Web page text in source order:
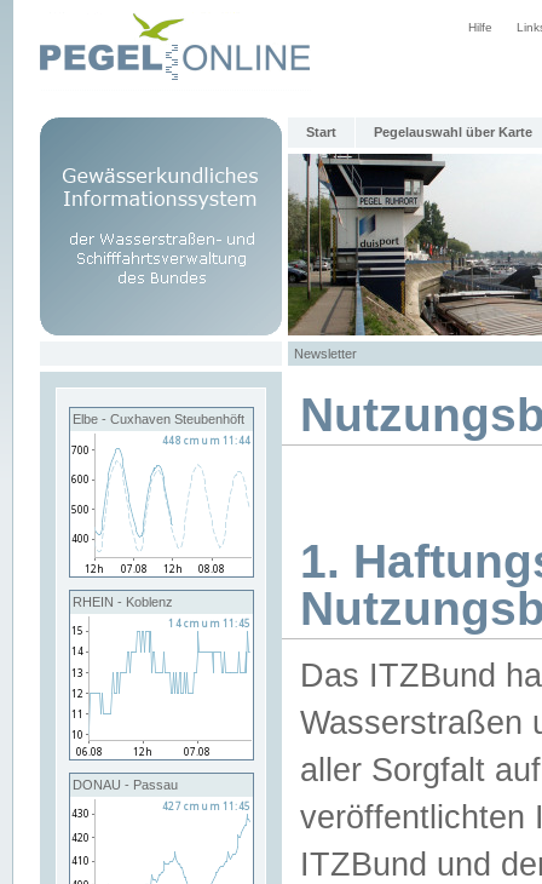
Hilfe
Start Pegelauswahl über Karte
Newsletter
Elbe - Cuxhaven Steubenhöft
RHEIN - Koblenz
DONAU - Passau
1.
Das ITZBund
Wasserstraßen
aller Sorgfalt
veröffentlichten
ITZBund und